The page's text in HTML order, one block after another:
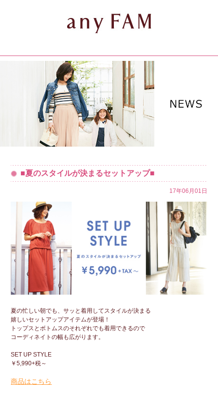
■夏のスタイルが決まるセットアップ■
17年06月01日
夏の忙しい朝でも、サッと着用してスタイルが決まる
嬉しいセットアップアイテムが登場！
トップスとボトムスのそれぞれでも着用できるので
コーディネイトの幅も広がります。
SET UP STYLE
￥5,990+税～
商品はこちら